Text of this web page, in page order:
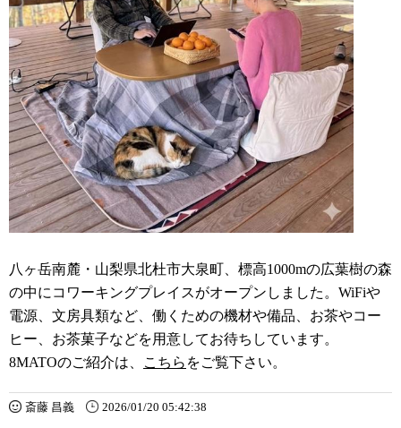
八ヶ岳南麓・山梨県北杜市大泉町、標高1000mの広葉樹の森
の中にコワーキングプレイスがオープンしました。WiFiや
電源、文房具類など、働くための機材や備品、お茶やコー
ヒー、お茶菓子などを用意してお待ちしています。
8MATOのご紹介は、
こちら をご覧下さい。
斎藤 昌義 2026/01/20 05:42:38